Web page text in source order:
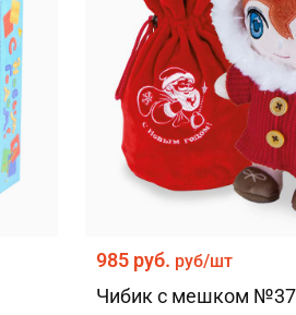
985 руб. руб/шт
Чибик с мешком